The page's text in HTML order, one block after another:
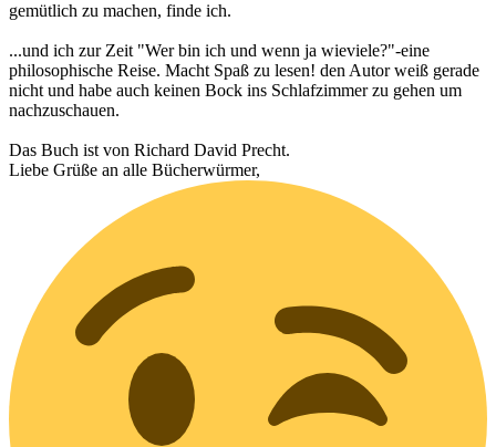
gemütlich zu machen, finde ich.
...und ich zur Zeit "Wer bin ich und wenn ja wieviele?"-eine
philosophische Reise. Macht Spaß zu lesen! den Autor weiß gerade
nicht und habe auch keinen Bock ins Schlafzimmer zu gehen um
nachzuschauen.
Das Buch ist von Richard David Precht.
Liebe Grüße an alle Bücherwürmer,